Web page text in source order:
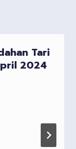
Tari
2024